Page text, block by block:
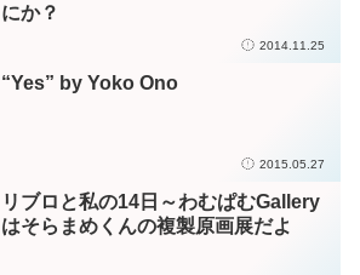
にか？
2014.11.25
“Yes” by Yoko Ono
2015.05.27
リブロと私の14日～わむぱむGallery
はそらまめくんの複製原画展だよ